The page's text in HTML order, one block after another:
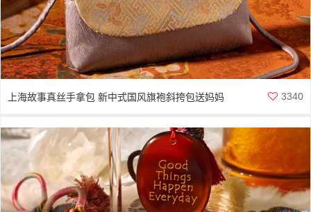
上海故事真丝手拿包 新中式国风旗袍斜挎包送妈妈
长辈礼物
3340